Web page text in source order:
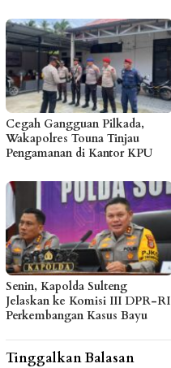
Cegah Gangguan Pilkada,
Wakapolres Touna Tinjau
Pengamanan di Kantor KPU
Senin, Kapolda Sulteng
Jelaskan ke Komisi III DPR-RI
Perkembangan Kasus Bayu
Tinggalkan Balasan